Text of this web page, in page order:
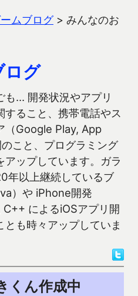
ムブログ> みんなのお
ログ
も… 開発状況やアプリ
すること、携帯電話やス
（Google Play, App
こと、プログラミング
ップしています。ガラ
年以上継続しているブ
）や iPhone開発
によるiOSアプリ開
も時々アップしていま
くん作成中